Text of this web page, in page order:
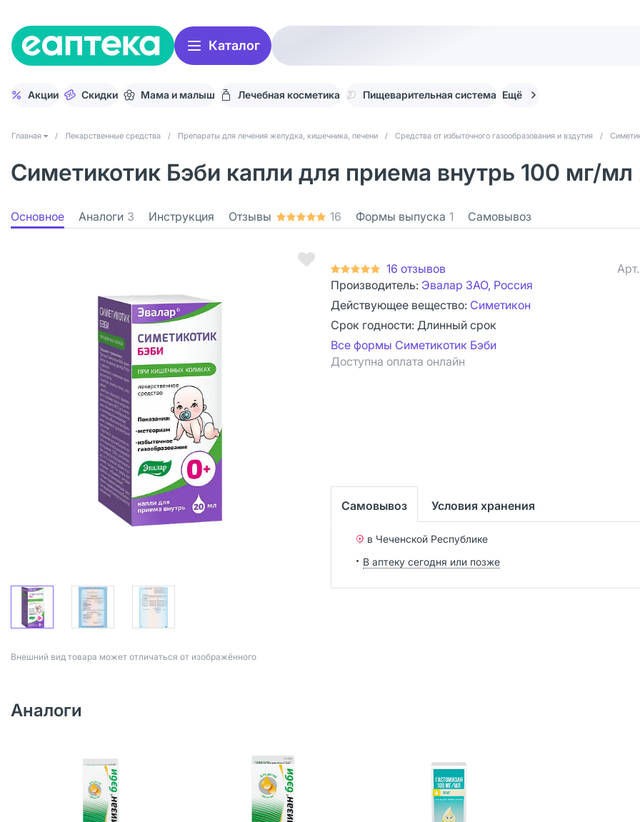
Каталог
Акции Скидки Мама и малыш Лечебная косметика Пищеварительная система Ещё
Главная / Лекарственные средства / Препараты для лечения желудка, кишечника, печени / Средства от избыточного газообразования и вздутия /
Симетикотик Бэби капли для приема внутрь 100 мг/
Основное Аналоги 3 Инструкция Отзывы 16 Формы выпуска 1 Самовывоз
Bнешний вид товара может отличаться от изображённого
16 отзывов Арт.
Производитель: Эвалар ЗАО, Россия
Действующее вещество: Симетикон
Срок годности: Длинный срок
Все формы Симетикотик Бэби
Доступна оплата онлайн
Самовывоз Условия хранения
в Чеченской Республике
В аптеку сегодня или позже
Аналоги